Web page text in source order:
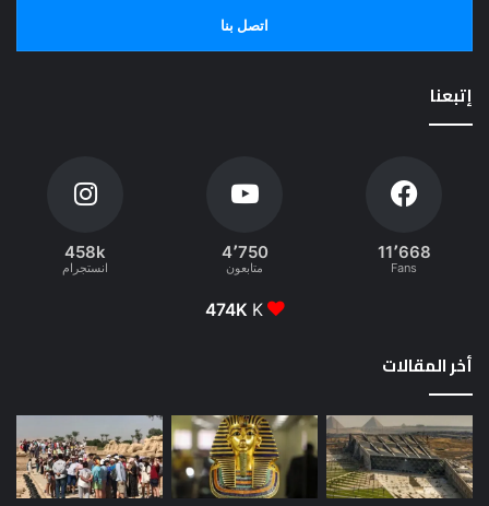
اتصل بنا
إتبعنا
11٬668
Fans
4٬750
متابعون
458k
انستجرام
474K K
أخر المقالات